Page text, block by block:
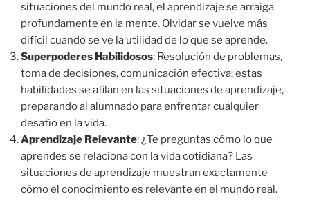
situaciones del mundo real, el aprendizaje se arraiga
profundamente en la mente. Olvidar se vuelve más
difícil cuando se ve la utilidad de lo que se aprende.
Superpoderes Habilidosos: Resolución de problemas,
toma de decisiones, comunicación efectiva: estas
habilidades se afilan en las situaciones de aprendizaje,
preparando al alumnado para enfrentar cualquier
desafío en la vida.
Aprendizaje Relevante: ¿Te preguntas cómo lo que
aprendes se relaciona con la vida cotidiana? Las
situaciones de aprendizaje muestran exactamente
cómo el conocimiento es relevante en el mundo real.